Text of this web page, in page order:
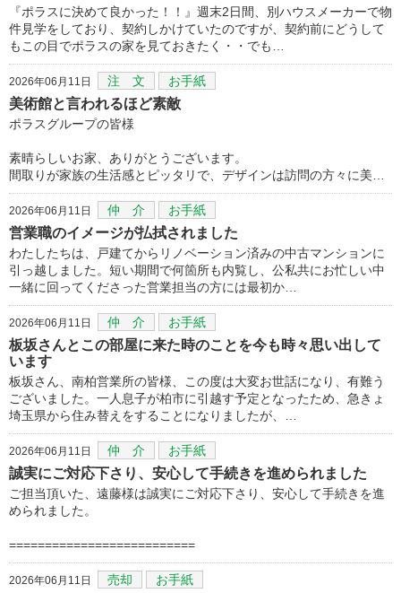
『ポラスに決めて良かった！！』週末2日間、別ハウスメーカーで物
件見学をしており、契約しかけていたのですが、契約前にどうして
もこの目でポラスの家を見ておきたく・・でも…
2026年06月11日 注 文 お手紙
美術館と言われるほど素敵
ポラスグループの皆様
素晴らしいお家、ありがとうございます。
間取りが家族の生活感とピッタリで、デザインは訪問の方々に美…
2026年06月11日 仲 介 お手紙
営業職のイメージが払拭されました
わたしたちは、戸建てからリノベーション済みの中古マンションに
引っ越しました。短い期間で何箇所も内覧し、公私共にお忙しい中
一緒に回ってくださった営業担当の方には最初か…
2026年06月11日 仲 介 お手紙
板坂さんとこの部屋に来た時のことを今も時々思い出して
います
板坂さん、南柏営業所の皆様、この度は大変お世話になり、有難う
ございました。一人息子が柏市に引越す予定となったため、急きょ
埼玉県から住み替えをすることになりましたが、…
2026年06月11日 仲 介 お手紙
誠実にご対応下さり、安心して手続きを進められました
ご担当頂いた、遠藤様は誠実にご対応下さり、安心して手続きを進
められました。
==========================
2026年06月11日 売却 お手紙